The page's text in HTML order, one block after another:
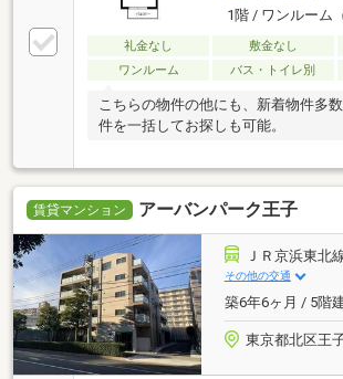
1階 / ワンルーム
礼金なし 敷金なし
ワンルーム
バス・トイレ別
こちらの物件の他にも、新着物件多
件を一括してお探しも可能。
賃貸マンション アーバンパーク王子
ＪＲ京浜東北
その他の交通
築6年6ヶ月 / 5階
東京都北区王